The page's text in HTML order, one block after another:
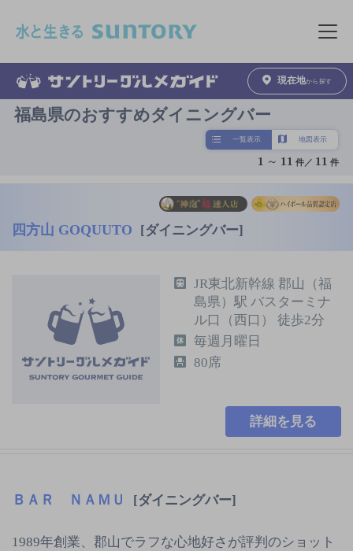
メニュ
現在地から探す
福島県のおすすめダイニングバー
一覧表示 地図表示
1 ～ 11 件／ 11 件
四方山 GOQUUTO [ダイニングバー]
JR東北新幹線 郡山（福
島県）駅 バスターミナ
ル口（西口） 徒歩2分
毎週月曜日
80席
詳細を見る
ＢＡＲ ＮＡＭＵ [ダイニングバー]
1989年創業、郡山でラフな心地好さが評判のショット